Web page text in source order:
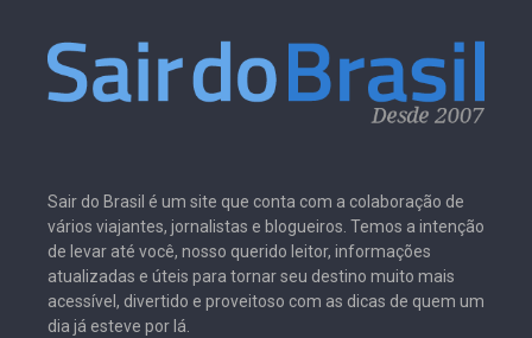
Sair do Brasil é um site que conta com a colaboração de
vários viajantes, jornalistas e blogueiros. Temos a intenção
de levar até você, nosso querido leitor, informações
atualizadas e úteis para tornar seu destino muito mais
acessível, divertido e proveitoso com as dicas de quem um
dia já esteve por lá.